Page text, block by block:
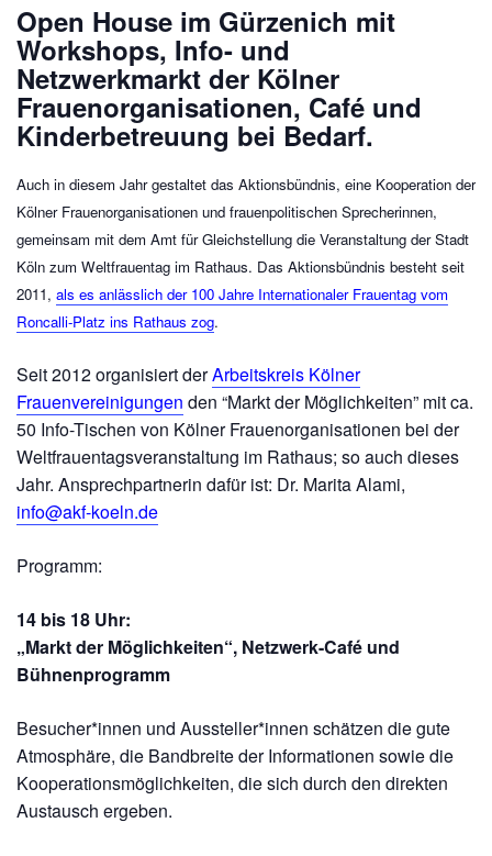
Open House im Gürzenich mit
Workshops, Info- und
Netzwerkmarkt der Kölner
Frauenorganisationen, Café und
Kinderbetreuung bei Bedarf.
Auch in diesem Jahr gestaltet das Aktionsbündnis, eine Kooperation der
Kölner Frauenorganisationen und frauenpolitischen Sprecherinnen,
gemeinsam mit dem Amt für Gleichstellung die Veranstaltung der Stadt
Köln zum Weltfrauentag im Rathaus. Das Aktionsbündnis besteht seit
2011, als es anlässlich der 100 Jahre Internationaler Frauentag vom
Roncalli-Platz ins Rathaus zog.
Seit 2012 organisiert derArbeitskreis Kölner
Frauenvereinigungen den “Markt der Möglichkeiten” mit ca.
50 Info-Tischen von Kölner Frauenorganisationen bei der
Weltfrauentagsveranstaltung im Rathaus; so auch dieses
Jahr. Ansprechpartnerin dafür ist: Dr. Marita Alami,
info@akf-koeln.de
Programm:
14 bis 18 Uhr:
„Markt der Möglichkeiten“, Netzwerk-Café und
Bühnenprogramm
Besucher*innen und Aussteller*innen schätzen die gute
Atmosphäre, die Bandbreite der Informationen sowie die
Kooperationsmöglichkeiten, die sich durch den direkten
Austausch ergeben.